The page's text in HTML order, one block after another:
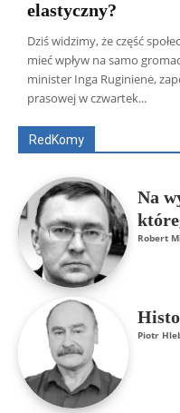
elastyczny?
Dziś widzimy, że część
mieć wpływ na samo
minister Inga Ruginienė,
prasowej w czwartek...
RedKomy
Wszyscy
ks.
Na
Robert
Piotr